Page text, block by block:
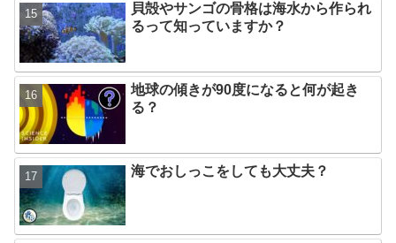
貝殻やサンゴの骨格は海水から作られ
るって知っていますか？
地球の傾きが90度になると何が起き
る？
海でおしっこをしても大丈夫？